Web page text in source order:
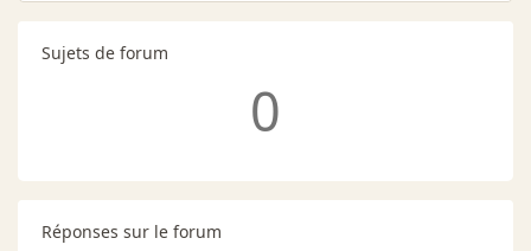
Sujets de forum
0
Réponses sur le forum